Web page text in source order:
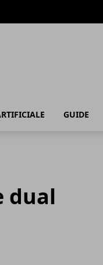
GUIDE
dual